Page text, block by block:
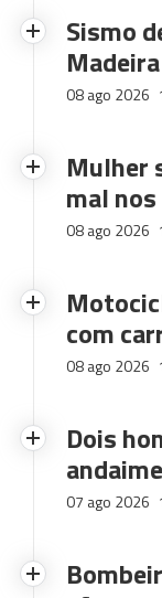
Sismo
08 ago 2026
Mulher
mal
08 ago 2026
com
08 ago 2026
Dois
07 ago 2026